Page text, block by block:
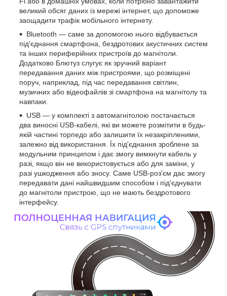
великий обсяг даних із мережі інтернет, що допоможе
заощадити трафік мобільного інтернету.
Bluetooth — саме за допомогою нього відбувається
під'єднання смартфона, бездротових акустичних систем
та інших периферійних пристроїв до магнітоли.
Додатково Блютуз слугує як зручний варіант
передавання даних між пристроями, що розміщені
поруч, наприклад, під час передавання світлин,
музичних або відеофайлів зі смартфона на магнітолу та
навпаки.
USB — у комплекті з автомагнітолою постачається
два виносні USB-кабелі, які ви можете розмітити в будь-
якій частині торпедо або залишити їх незакріпленими,
залежно від використання. Їх під'єднання зроблене за
модульним принципом і дає змогу вимкнути кабель у
разі, якщо він не використовується або для заміни, у
разі ушкодження або зносу. Саме USB-роз'єм дає змогу
передавати дані найшвидшим способом і під'єднувати
до магнітоли пристрою, що не мають бездротового
інтерфейсу.